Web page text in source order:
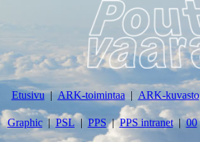
Etusivu ARK-toimintaa ARK-kuvasto
Graphic PSL PPS PPS intranet 00